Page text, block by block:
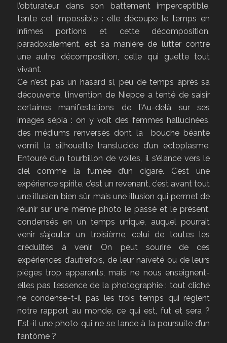
l’obturateur, dans son battement imperceptible,
tente cet impossible : elle découpe le temps en
infimes portions et cette décomposition,
paradoxalement, est sa manière de lutter contre
une autre décomposition, celle qui guette tout
vivant.
Ce n’est pas un hasard si, peu de temps après sa
découverte, l’invention de Niepce a tenté de saisir
certaines manifestations de l’Au-delà sur ses
images sépia : on y voit des femmes hallucinées,
des médiums renversés dont la bouche béante
vomit la silhouette translucide d’un ectoplasme.
Entouré d’un tourbillon de voiles, il s’élance vers le
ciel comme la fumée d’un cigare. C’est une
expérience spirite, c’est un revenant, c’est avant tout
une illusion bien sûr, mais une illusion qui permet de
réunir sur une même photo le passé et le présent,
condensés en un temps unique, auquel pourrait
venir s’ajouter un troisième, celui de toutes les
crédulités à venir. On peut sourire de ces
expériences d’autrefois, de leur naïveté ou de leurs
pièges trop apparents, mais ne nous enseignent-
elles pas l’essence de la photographie : tout cliché
ne condense-t-il pas les trois temps qui règlent
notre rapport au monde, ce qui est, fut et sera ?
Est-il une photo qui ne se lance à la poursuite d’un
fantôme ?